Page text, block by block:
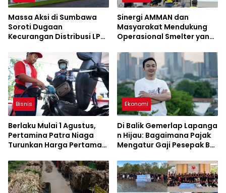
Massa Aksi di Sumbawa
Soroti Dugaan
Kecurangan Distribusi LPG
Fiktif
Sinergi AMMAN dan
Masyarakat Mendukung
Operasional Smelter yang
Bisnis
Berlaku Mulai 1 Agustus,
Pertamina Patra Niaga
Turunkan Harga Pertamax
Ekonomi
Di Balik Gemerlap Lapanga
n Hijau: Bagaimana Pajak
Mengatur Gaji Pesepak Bol